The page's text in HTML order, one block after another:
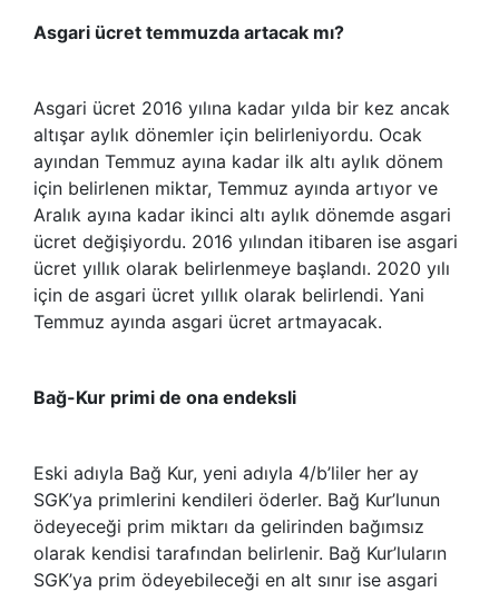
Asgari ücret temmuzda artacak mı?
Asgari ücret 2016 yılına kadar yılda bir kez ancak
altışar aylık dönemler için belirleniyordu. Ocak
ayından Temmuz ayına kadar ilk altı aylık dönem
için belirlenen miktar, Temmuz ayında artıyor ve
Aralık ayına kadar ikinci altı aylık dönemde asgari
ücret değişiyordu. 2016 yılından itibaren ise asgari
ücret yıllık olarak belirlenmeye başlandı. 2020 yılı
için de asgari ücret yıllık olarak belirlendi. Yani
Temmuz ayında asgari ücret artmayacak.
Bağ-Kur primi de ona endeksli
Eski adıyla Bağ Kur, yeni adıyla 4/b’liler her ay
SGK’ya primlerini kendileri öderler. Bağ Kur’lunun
ödeyeceği prim miktarı da gelirinden bağımsız
olarak kendisi tarafından belirlenir. Bağ Kur’luların
SGK’ya prim ödeyebileceği en alt sınır ise asgari